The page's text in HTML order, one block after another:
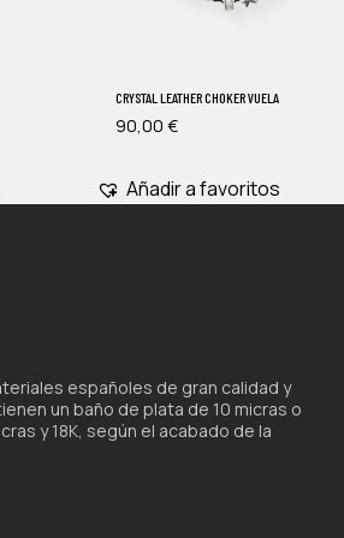
CRYSTAL LEATHER CHOKER VUELA
90,00 €
Añadir a favoritos
españoles de gran calidad y
un baño de plata de 10 micras o
y 18K, según el acabado de la